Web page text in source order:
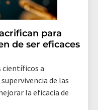
para
de ser eficaces
científicos a
de las
la eficacia de